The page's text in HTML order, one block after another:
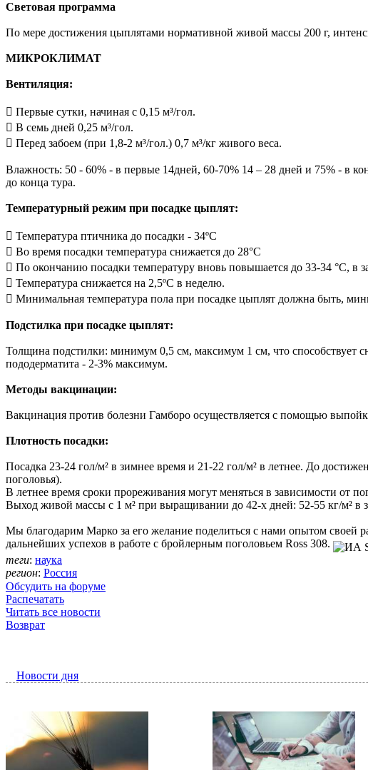
Световая программа
По мере достижения цыплятами нормативной живой массы 200 г,
МИКРОКЛИМАТ
Вентиляция:
 Первые сутки, начиная с 0,15 м³/гол.
 В семь дней 0,25 м³/гол.
 Перед забоем (при 1,8-2 м³/гол.) 0,7 м³/кг живого веса.
Влажность: 50 - 60% - в первые 14дней, 60-70% 14 – 28 дней и 75% - в
до конца тура.
Температурный режим при посадке цыплят:
 Температура птичника до посадки - 34ºС
 Во время посадки температура снижается до 28°С
 По окончанию посадки температуру вновь повышается до 33-34 °С, в
 Температура снижается на 2,5ºС в неделю.
 Минимальная температура пола при посадке цыплят должна быть,
Подстилка при посадке цыплят:
Толщина подстилки: минимум 0,5 см, максимум 1 см, что способствует
пододерматита - 2-3% максимум.
Методы вакцинации:
Вакцинация против болезни Гамборо осуществляется с помощью
Плотность посадки:
Посадка 23-24 гол/м² в зимнее время и 21-22 гол/м² в летнее. До
поголовья).
В летнее время сроки прореживания могут меняться в зависимости от
Выход живой массы с 1 м² при выращивании до 42-х дней: 52-55 кг/м² в
Мы благодарим Марко за его желание поделиться с нами опытом своей
дальнейших успехов в работе с бройлерным поголовьем Ross 308.
теги: наука
регион: Россия
Обсудить на форуме
Распечатать
Читать все новости
Возврат
Новости дня